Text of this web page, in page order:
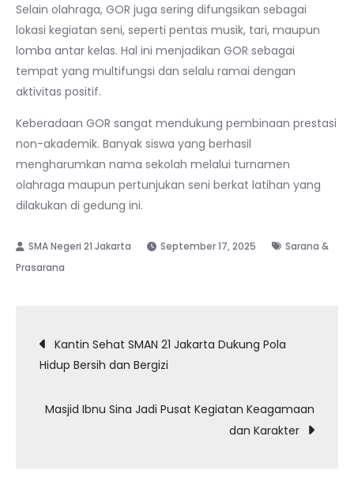
Selain olahraga, GOR juga sering difungsikan sebagai
lokasi kegiatan seni, seperti pentas musik, tari, maupun
lomba antar kelas. Hal ini menjadikan GOR sebagai
tempat yang multifungsi dan selalu ramai dengan
aktivitas positif.
Keberadaan GOR sangat mendukung pembinaan prestasi
non-akademik. Banyak siswa yang berhasil
mengharumkan nama sekolah melalui turnamen
olahraga maupun pertunjukan seni berkat latihan yang
dilakukan di gedung ini.
September 17, 2025
Sarana &
Prasarana
Post
navigation
Kantin Sehat SMAN 21 Jakarta Dukung Pola
Hidup Bersih dan Bergizi
Masjid Ibnu Sina Jadi Pusat Kegiatan Keagamaan
dan Karakter